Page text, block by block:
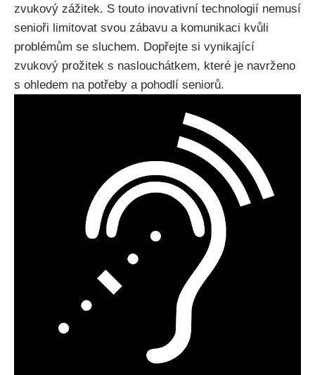
zvukový zážitek. S touto inovativní technologií nemusí
senioři limitovat svou zábavu a komunikaci kvůli
problémům se sluchem. Dopřejte si vynikající
zvukový prožitek s naslouchátkem, které je navrženo
s ohledem na potřeby a pohodlí seniorů.